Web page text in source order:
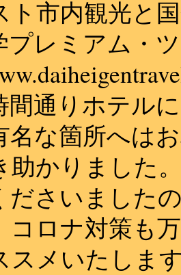
ト市内観光と
プレミアム・
間通りホテル
名な箇所へは
助かりました
ださいました
コロナ対策も
スメいたしま